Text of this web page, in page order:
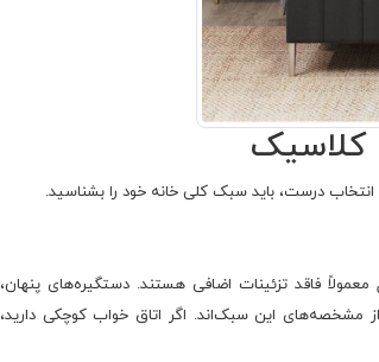
کلاسیک
درست، باید سبک کلی خانه خود را بشناسید.
فاقد تزئینات اضافی هستند. دستگیره‌های پنهان،
مشخصه‌های این سبک‌اند. اگر اتاق خواب کوچکی دارید،